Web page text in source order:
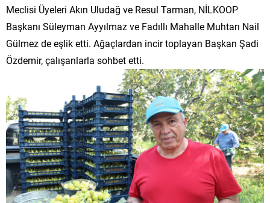
Meclisi Üyeleri Akın Uludağ ve Resul Tarman, NİLKOOP
Başkanı Süleyman Ayyılmaz ve Fadıllı Mahalle Muhtarı Nail
Gülmez de eşlik etti. ​Ağaçlardan incir toplayan Başkan Şadi
Özdemir, çalışanlarla sohbet etti.